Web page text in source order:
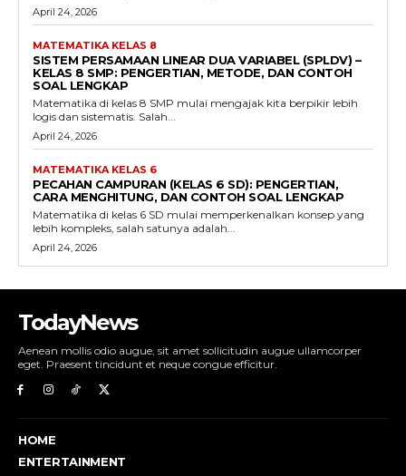
April 24, 2026
MATEMATIKA KELAS 8
SISTEM PERSAMAAN LINEAR DUA VARIABEL (SPLDV) –
KELAS 8 SMP: PENGERTIAN, METODE, DAN CONTOH
SOAL LENGKAP
Matematika di kelas 8 SMP mulai mengajak kita berpikir lebih
logis dan sistematis. Salah...
April 24, 2026
MATEMATIKA KELAS 6
PECAHAN CAMPURAN (KELAS 6 SD): PENGERTIAN,
CARA MENGHITUNG, DAN CONTOH SOAL LENGKAP
Matematika di kelas 6 SD mulai memperkenalkan konsep yang
lebih kompleks, salah satunya adalah...
April 24, 2026
TodayNews
Aenean mollis odio augue, sit amet sollicitudin augue ullamcorper
eget. Praesent tincidunt et neque congue efficitur.
HOME
ENTERTAINMENT